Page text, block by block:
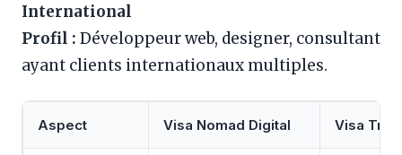
International
Profil : Développeur web, designer, consultant
ayant clients internationaux multiples.
Aspect Visa Nomad Digital Visa